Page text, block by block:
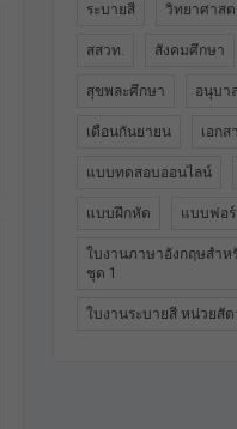
ระบายสี วิทยาศาสต
สสวท. สังคมศึกษา
สุขพละศึกษา อนุบา
เดือนกันยายน เอกส
แบบทดสอบออนไลน์
แบบฝึกหัด แบบฟอ
ใบงานภาษาอังกฤษสำห
ชุด 1
ใบงานระบายสี หน่วยสั